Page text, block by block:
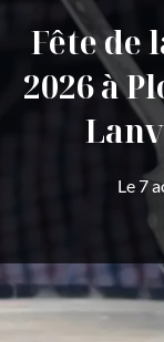
Fête de
2026 à
Le 7